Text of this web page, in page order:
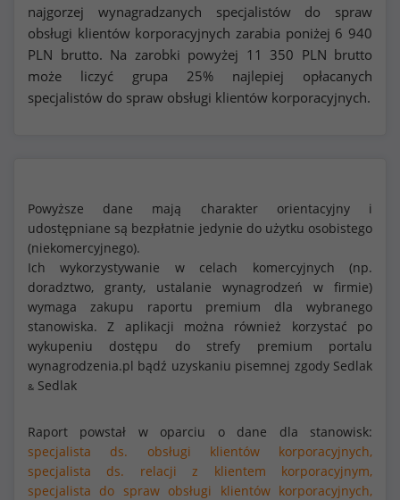
najgorzej wynagradzanych specjalistów do spraw
obsługi klientów korporacyjnych zarabia poniżej 6 940
PLN brutto. Na zarobki powyżej 11 350 PLN brutto
może liczyć grupa 25% najlepiej opłacanych
specjalistów do spraw obsługi klientów korporacyjnych.
Powyższe dane mają charakter orientacyjny i
udostępniane są bezpłatnie jedynie do użytku osobistego
(niekomercyjnego).
Ich wykorzystywanie w celach komercyjnych (np.
doradztwo, granty, ustalanie wynagrodzeń w firmie)
wymaga zakupu raportu premium dla wybranego
stanowiska. Z aplikacji można również korzystać po
wykupeniu dostępu do strefy premium portalu
wynagrodzenia.pl bądź uzyskaniu pisemnej zgody Sedlak
& Sedlak
Raport powstał w oparciu o dane dla stanowisk:
specjalista ds. obsługi klientów korporacyjnych,
specjalista ds. relacji z klientem korporacyjnym,
specjalista do spraw obsługi klientów korporacyjnych,